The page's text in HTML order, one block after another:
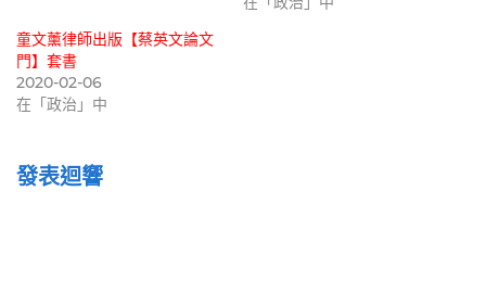
童文薰律師出版【蔡英文論文
門】套書
2020-02-06
在「政治」中
發表迴響